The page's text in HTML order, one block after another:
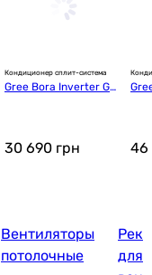
Gree Pular
Кондиционер сплит-система
Gree Bora Inverter GW
30 690 грн
Вентиляторы
потолочные
для